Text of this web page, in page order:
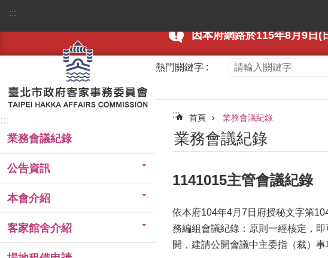
跳到主要內容區塊
因本府網路於115年8月9日(日)上午
:::
:::
業務會議紀錄
公告資訊
本會介紹
客家館舍介紹
熱門關鍵字
::: 首頁 業務會議紀錄
業務會議紀錄
1141015主管會議紀錄
依本府104年4月7日府授秘文字第
務編組會議紀錄：原則一經核定，
開，建請公開會議中主委指（裁）事